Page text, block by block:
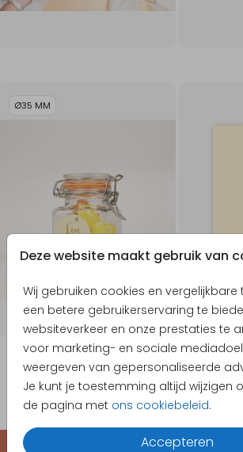
Deze website maakt gebruik van
Wij gebruiken cookies en
een betere gebruikerservaring te
websiteverkeer en onze prestaties te
voor marketing- en sociale
weergeven van gepersonaliseerde
Je kunt je toestemming altijd wijzigen
de pagina met ons cookiebeleid.
Accepteren
Ø35 MM